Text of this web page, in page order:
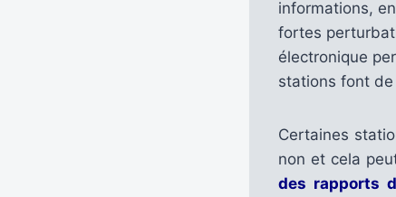
informations,
fortes
électronique
stations font
Certaines
non et cela
des rapports